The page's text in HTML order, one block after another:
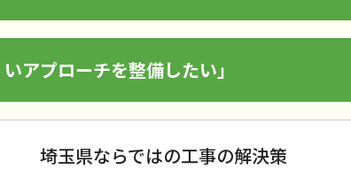
アプローチを整備したい」
埼玉県ならではの工事の解決策